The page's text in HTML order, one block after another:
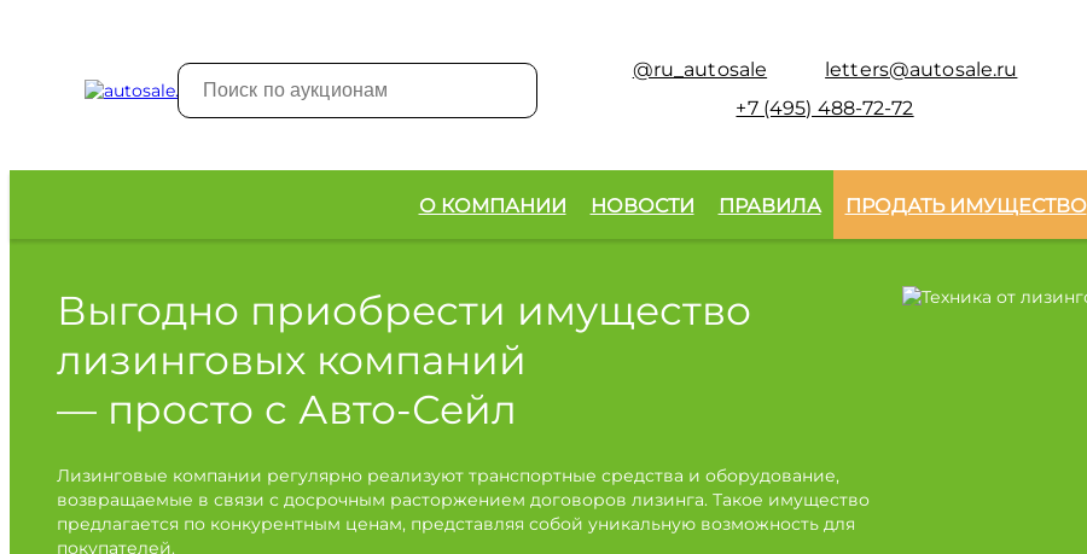
@ru_autosale
letters@autosale.ru
+7 (495) 488-72-72
О КОМПАНИИ НОВОСТИ ПРАВИЛА ПРОДАТЬ ИМУЩЕСТВО
Выгодно приобрести имущество
лизинговых компаний
— просто с Авто-Сейл
Лизинговые компании регулярно реализуют транспортные средства и оборудование,
возвращаемые в связи с досрочным расторжением договоров лизинга. Такое имущество
предлагается по конкурентным ценам, представляя собой уникальную возможность для
покупателей.